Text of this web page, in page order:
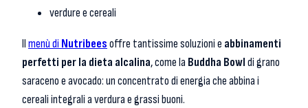
verdure e cereali
Ilmenù di Nutribeesoffre tantissime soluzioni e abbinamenti
perfetti per la dieta alcalina, come la Buddha Bowldi grano
saraceno e avocado: un concentrato di energia che abbina i
cereali integrali a verdura e grassi buoni.